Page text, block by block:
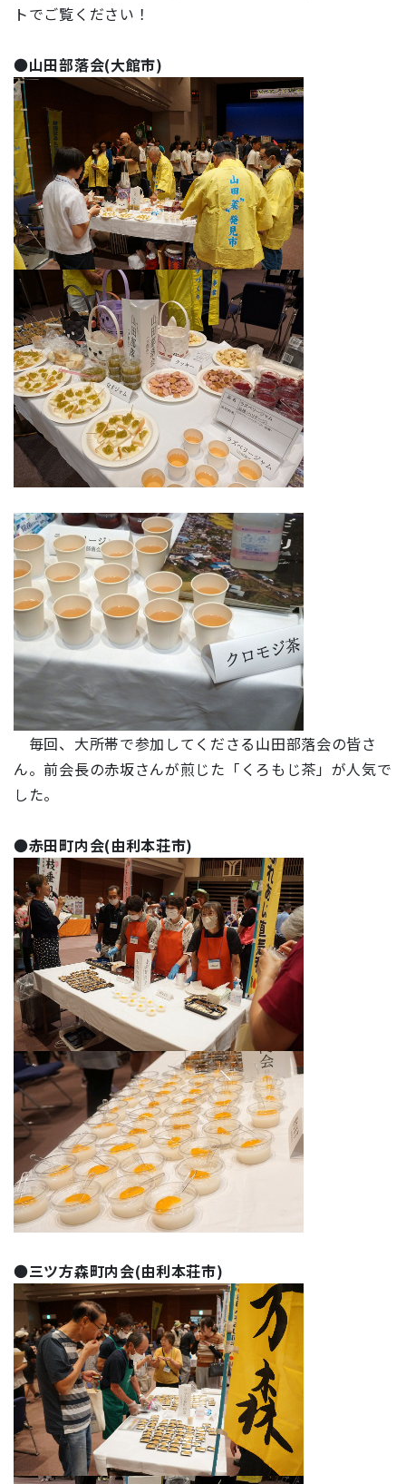
トでご覧ください！
●山田部落会(大館市)
毎回、大所帯で参加してくださる山田部落会の皆さ
ん。前会長の赤坂さんが煎じた「 くろもじ茶」が人気で
した。
●赤田町内会(由利本荘市)
●三ツ方森町内会(由利本荘市)